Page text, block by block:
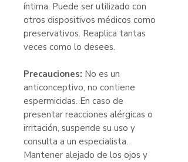
íntima. Puede ser utilizado con
otros dispositivos médicos como
preservativos. Reaplica tantas
veces como lo desees.
Precauciones: No es un
anticonceptivo, no contiene
espermicidas. En caso de
presentar reacciones alérgicas o
irritación, suspende su uso y
consulta a un especialista.
Mantener alejado de los ojos y